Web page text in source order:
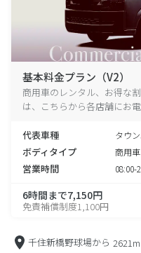
基本料金プラン（V2）
商用車のレンタル、お得な
は、こちらから各店舗にお電
代表車種 タウ
ボディタイプ 商用車
営業時間 08:00-
6時間まで7,150円
免責補償制度1,100円
千住新橋野球場から 2621m